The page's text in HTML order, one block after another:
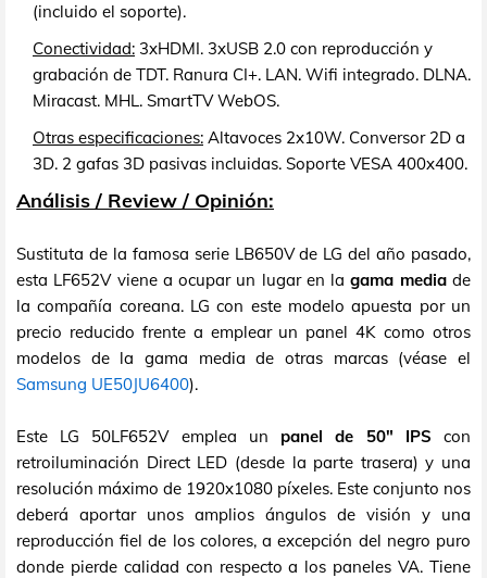
(incluido el soporte).
Conectividad: 3xHDMI. 3xUSB 2.0 con reproducción y
grabación de TDT. Ranura CI+. LAN. Wifi integrado. DLNA.
Miracast. MHL. SmartTV WebOS.
Otras especificaciones: Altavoces 2x10W. Conversor 2D a
3D. 2 gafas 3D pasivas incluidas. Soporte VESA 400x400.
Análisis / Review / Opinión:
Sustituta de la famosa serie LB650V de LG del año pasado,
esta LF652V viene a ocupar un lugar en lagama mediade
la compañía coreana. LG con este modelo apuesta por un
precio reducido frente a emplear un panel 4K como otros
modelos de la gama media de otras marcas (véase el
Samsung UE50JU6400).
Este LG 50LF652V emplea un panel de 50" IPS con
retroiluminación Direct LED (desde la parte trasera) y una
resolución máximo de 1920x1080 píxeles. Este conjunto nos
deberá aportar unos amplios ángulos de visión y una
reproducción fiel de los colores, a excepción del negro puro
donde pierde calidad con respecto a los paneles VA. Tiene